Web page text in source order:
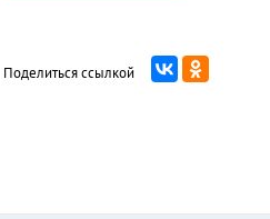
Поделиться ссылкой